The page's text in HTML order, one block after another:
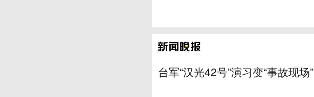
台军“汉光42号”演习变“事故现场”